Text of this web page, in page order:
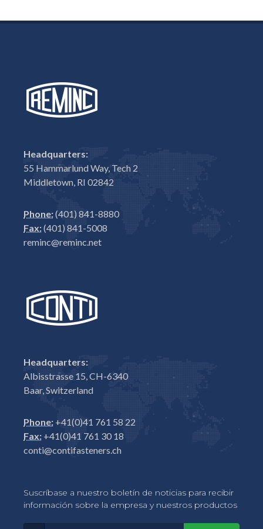
Headquarters:
55 Hammarlund Way, Tech 2
Middletown, RI 02842
Phone:(401) 841-8880
Fax:(401) 841-5008
reminc@reminc.net
Headquarters:
Albisstrasse 15, CH-6340
Baar, Switzerland
Phone: +41(0)41 761 58 22
Fax: +41(0)41 761 30 18
conti@contifasteners.ch
Suscríbase a nuestro boletín de noticias para recibir
información sobre la empresa y nuestros productos